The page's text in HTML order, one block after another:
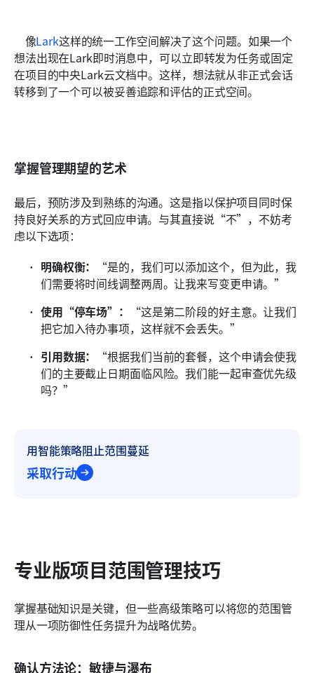
    像
Lark这样的统一工作空间解决了这个问题。如果一个
想法出现在Lark即时消息中，可以立即转发为任务或固定
在项目的中央Lark云文档中。这样，想法就从非正式会话
转移到了一个可以被妥善追踪和评估的正式空间。
掌握管理期望的艺术
最后，预防涉及到熟练的沟通。这是指以保护项目同时保
持良好关系的方式回应申请。与其直接说“不”，不妨考
虑以下选项：
明确权衡：
“是的，我们可以添加这个，但为此，我
们需要将时间线调整两周。让我来写变更申请。”
使用“停车场”：
“这是第二阶段的好主意。让我们
把它加入待办事项，这样就不会丢失。”
引用数据：
“根据我们当前的套餐，这个申请会使我
们的主要截止日期面临风险。我们能一起审查优先级
吗？”
用智能策略阻止范围蔓延
采取行动
专业版项目范围管理技巧
掌握基础知识是关键，但一些高级策略可以将您的范围管
理从一项防御性任务提升为战略优势。
确认方法论：敏捷与瀑布